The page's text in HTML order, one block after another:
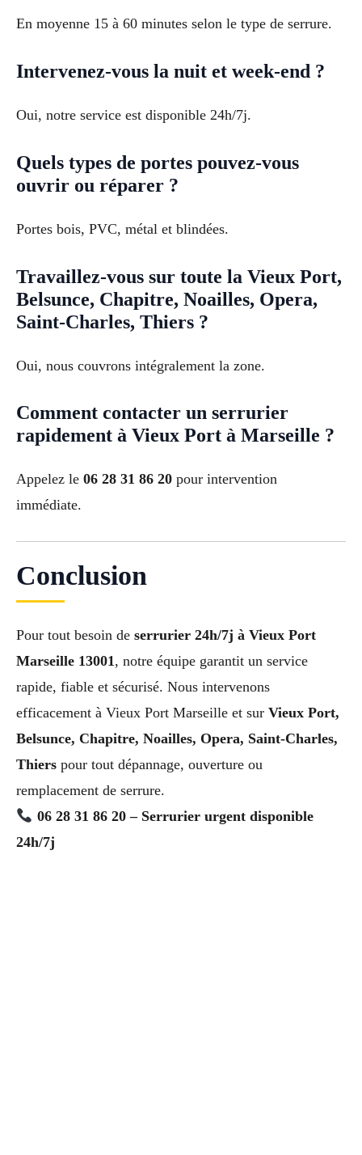
En moyenne 15 à 60 minutes selon le type de serrure.
Intervenez-vous la nuit et week-end ?
Oui, notre service est disponible 24h/7j.
Quels types de portes pouvez-vous
ouvrir ou réparer ?
Portes bois, PVC, métal et blindées.
Travaillez-vous sur toute la Vieux Port,
Belsunce, Chapitre, Noailles, Opera,
Saint-Charles, Thiers ?
Oui, nous couvrons intégralement la zone.
Comment contacter un serrurier
rapidement à Vieux Port à Marseille ?
Appelez le 06 28 31 86 20 pour intervention
immédiate.
Conclusion
Pour tout besoin de serrurier 24h/7j à Vieux Port
Marseille 13001, notre équipe garantit un service
rapide, fiable et sécurisé. Nous intervenons
efficacement à Vieux Port Marseille et sur Vieux Port,
Belsunce, Chapitre, Noailles, Opera, Saint-Charles,
Thiers pour tout dépannage, ouverture ou
remplacement de serrure.
06 28 31 86 20 – Serrurier urgent disponible
24h/7j